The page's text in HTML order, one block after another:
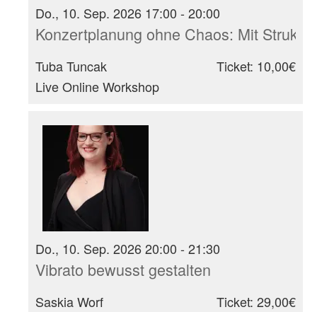
Do., 10. Sep. 2026 17:00 - 20:00
Konzertplanung ohne Chaos: Mit
Tuba Tuncak
Live Online Workshop
Ticket: 10,00€
Do., 10. Sep. 2026 20:00 - 21:30
Vibrato bewusst gestalten
Saskia Worf
Ticket: 29,00€